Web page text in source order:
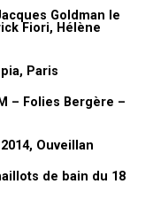
Goldman le
Fiori, Hélène
Paris
– Folies Bergère –
Ouveillan
de bain du 18